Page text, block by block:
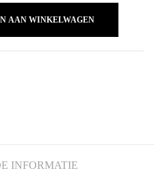
AAN WINKELWAGEN
INFORMATIE